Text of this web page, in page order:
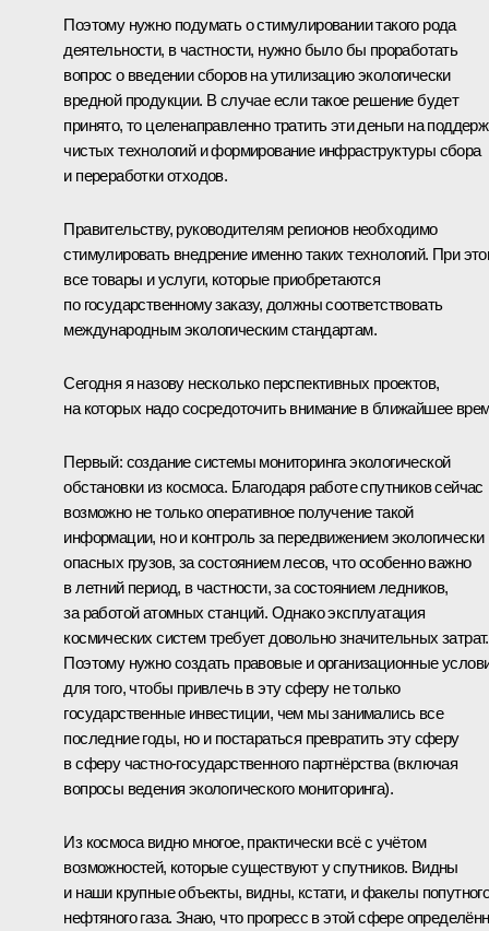
Поэтому нужно подумать о стимулировании такого рода
деятельности, в частности, нужно было бы проработать
вопрос о введении сборов на утилизацию экологически
вредной продукции. В случае если такое решение будет
принято, то целенаправленно тратить эти деньги на
чистых технологий и формирование инфраструктуры сбора
и переработки отходов.
Правительству, руководителям регионов необходимо
стимулировать внедрение именно таких технологий. При
все товары и услуги, которые приобретаются
по государственному заказу, должны соответствовать
международным экологическим стандартам.
Сегодня я назову несколько перспективных проектов,
на которых надо сосредоточить внимание в ближайшее
Первый: создание системы мониторинга экологической
обстановки из космоса. Благодаря работе спутников сейчас
возможно не только оперативное получение такой
информации, но и контроль за передвижением экологически
опасных грузов, за состоянием лесов, что особенно важно
в летний период, в частности, за состоянием ледников,
за работой атомных станций. Однако эксплуатация
космических систем требует довольно значительных затрат.
Поэтому нужно создать правовые и организационные
для того, чтобы привлечь в эту сферу не только
государственные инвестиции, чем мы занимались все
последние годы, но и постараться превратить эту сферу
в сферу частно-государственного партнёрства (включая
вопросы ведения экологического мониторинга).
Из космоса видно многое, практически всё с учётом
возможностей, которые существуют у спутников. Видны
и наши крупные объекты, видны, кстати, и факелы
нефтяного газа. Знаю, что прогресс в этой сфере